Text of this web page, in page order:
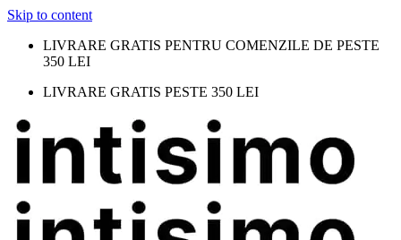
Skip to content
LIVRARE GRATIS PENTRU COMENZILE DE PESTE
350 LEI
LIVRARE GRATIS PESTE 350 LEI